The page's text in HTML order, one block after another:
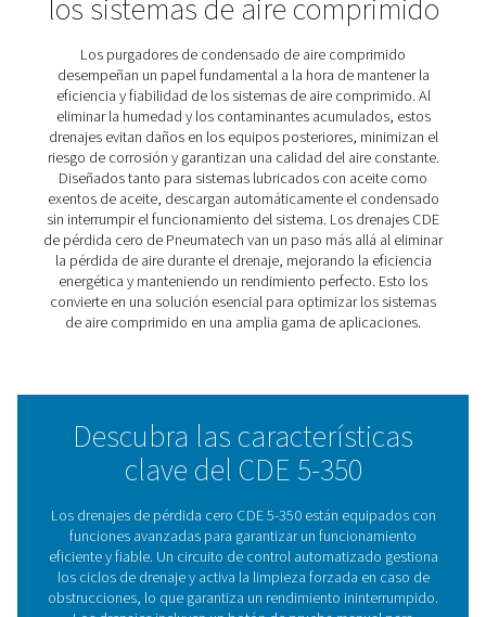
Los purgadores de pérdida cero CDE 5-350 de
eliminan eficazmente el condensado de los sistemas
comprimido sin desperdiciar aire comprimido,
eficiencia energética y reduciendo los costes
controles automatizados para evitar problemas como
obstruidas, garantizan un rendimiento fiable en
exigentes. Un indicador de alarma integrado y un
prueba manual facilitan la supervisión y el
mientras que el panel de control fácil de usar muestra
claramente todas las funciones de drenaje.
Diseñados tanto para sistemas lubricados con aceite
exentos de aceite, los drenajes CDE 5-350 son fáciles
opcionales garantizan un rendimiento constante. Al
durabilidad y eficiencia, estos drenajes proporcionan
solución práctica y fiable para mantener la fiabilidad
de aire comprimido.